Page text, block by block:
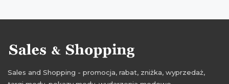
Sales and Shopping - promocja, rabat, zniżka, wyprzedaż,